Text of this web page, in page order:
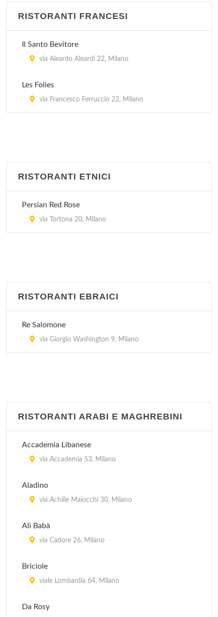
piazza Giuseppe Pasolini 4, Milano
RISTORANTI FRANCESI
Il Santo Bevitore
via Aleardo Aleardi 22, Milano
Les Folies
via Francesco Ferruccio 22, Milano
RISTORANTI ETNICI
Persian Red Rose
via Tortona 20, Milano
RISTORANTI EBRAICI
Re Salomone
via Giorgio Washington 9, Milano
RISTORANTI ARABI E MAGHREBINI
Accademia Libanese
via Accademia 53, Milano
Aladino
via Achille Maiocchi 30, Milano
Alì Babà
via Cadore 26, Milano
Briciole
viale Lombardia 64, Milano
Da Rosy